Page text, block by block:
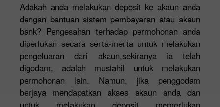
Adakah anda melakukan deposit ke akaun anda
dengan bantuan sistem pembayaran atau akaun
bank? Pengesahan terhadap permohonan anda
diperlukan secara serta-merta untuk melakukan
pengeluaran dari akaun,sekiranya ia telah
digodam, adalah mustahil untuk melakukan
permohonan lain. Namun, jika penggodam
berjaya mendapatkan akses akaun anda dan
untuk melakukan deposit memerlukan